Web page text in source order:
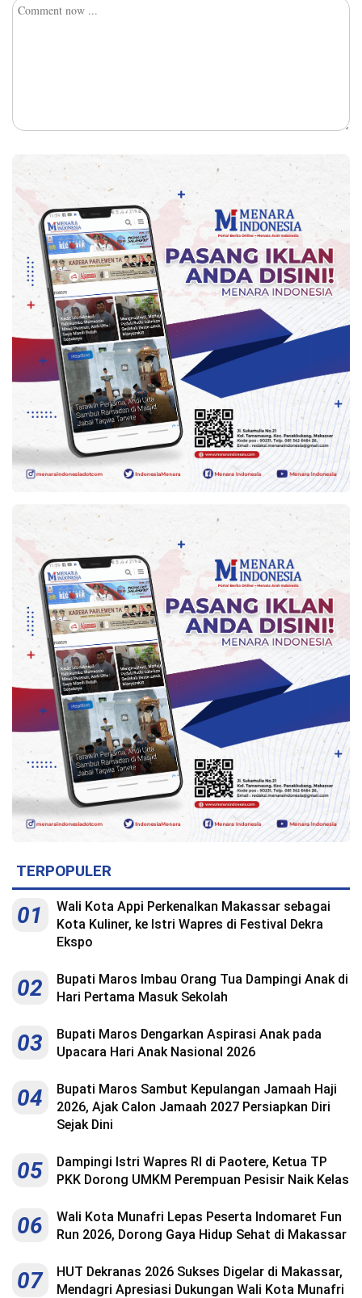
TERPOPULER
01
Wali Kota Appi Perkenalkan Makassar sebagai
Kota Kuliner, ke Istri Wapres di Festival Dekra
Ekspo
02
Bupati Maros Imbau Orang Tua Dampingi Anak di
Hari Pertama Masuk Sekolah
03
Bupati Maros Dengarkan Aspirasi Anak pada
Upacara Hari Anak Nasional 2026
04
Bupati Maros Sambut Kepulangan Jamaah Haji
2026, Ajak Calon Jamaah 2027 Persiapkan Diri
Sejak Dini
05
Dampingi Istri Wapres RI di Paotere, Ketua TP
PKK Dorong UMKM Perempuan Pesisir Naik Kelas
06
Wali Kota Munafri Lepas Peserta Indomaret Fun
Run 2026, Dorong Gaya Hidup Sehat di Makassar
07
HUT Dekranas 2026 Sukses Digelar di Makassar,
Mendagri Apresiasi Dukungan Wali Kota Munafri